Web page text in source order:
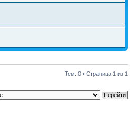
Тем: 0 • Страница 1 из 1